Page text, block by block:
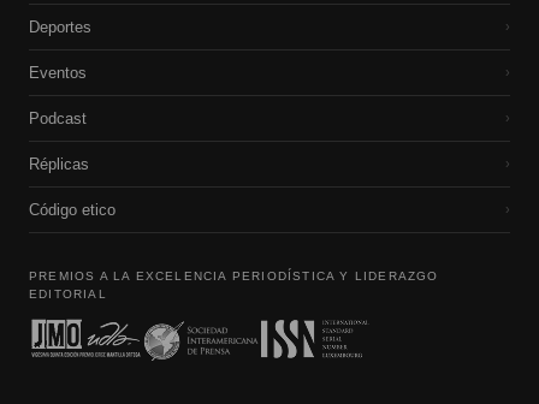
Deportes ›
Eventos ›
Podcast ›
Réplicas ›
Código etico ›
PREMIOS A LA EXCELENCIA PERIODÍSTICA Y LIDERAZGO
EDITORIAL